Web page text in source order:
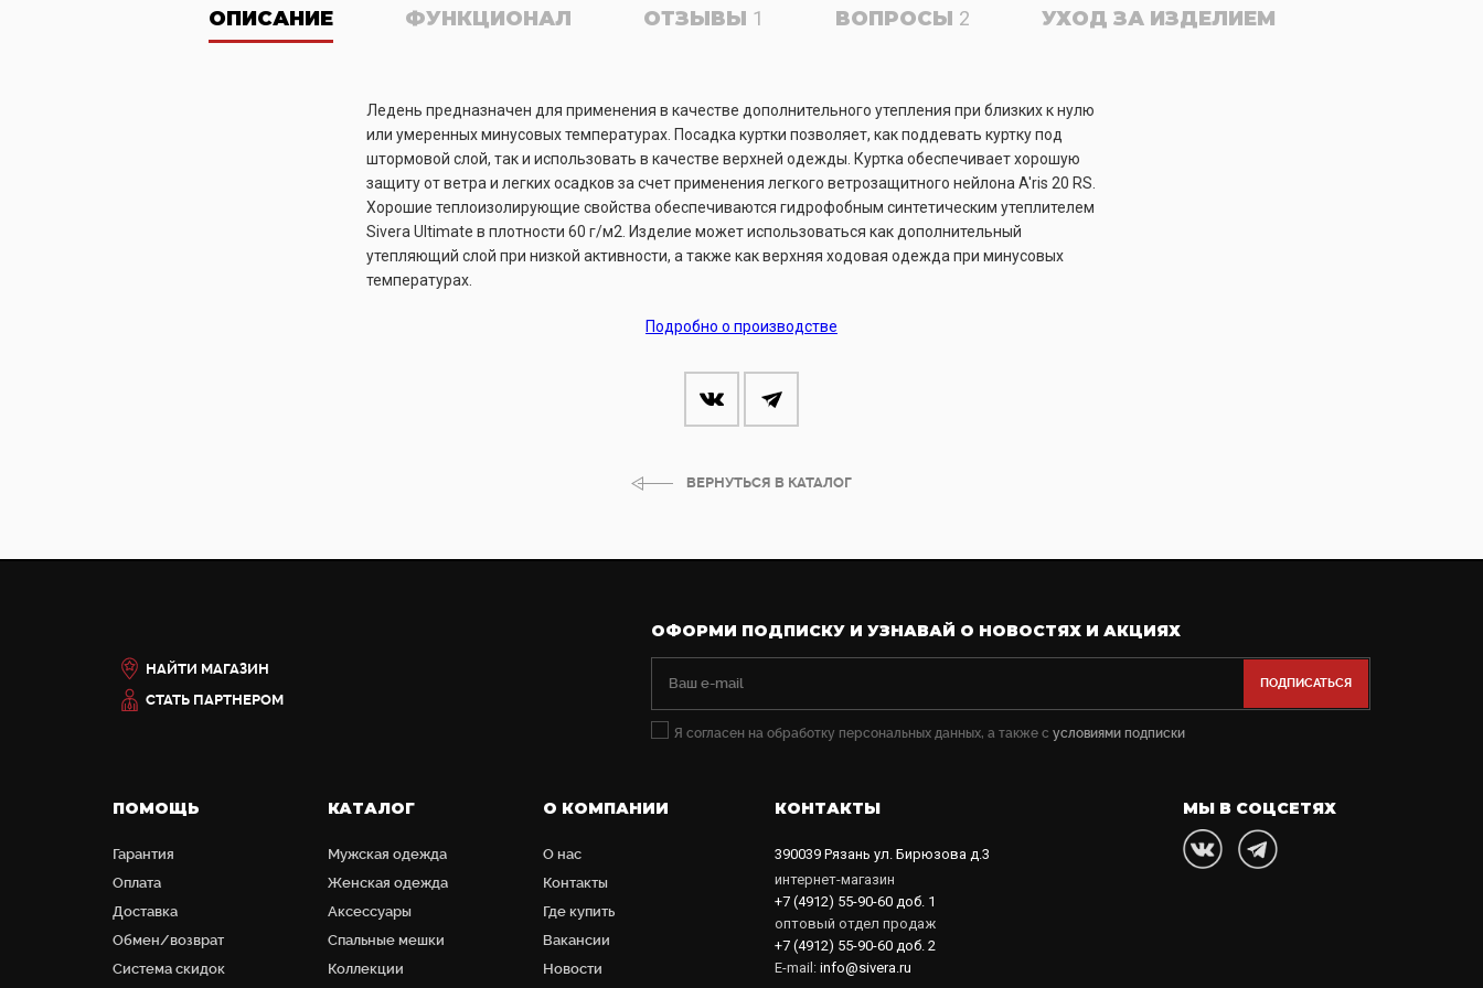
ОПИСАНИЕ ФУНКЦИОНАЛ ОТЗЫВЫ 1 ВОПРОСЫ 2 УХОД ЗА ИЗДЕЛИЕМ
Ледень предназначен для применения в качестве дополнительного утепления при близких к нулю
или умеренных минусовых температурах. Посадка куртки позволяет, как поддевать куртку под
штормовой слой, так и использовать в качестве верхней одежды. Куртка обеспечивает хорошую
защиту от ветра и легких осадков за счет применения легкого ветрозащитного нейлона A'ris 20 RS.
Хорошие теплоизолирующие свойства обеспечиваются гидрофобным синтетическим утеплителем
Sivera Ultimate в плотности 60 г/м2. Изделие может использоваться как дополнительный
утепляющий слой при низкой активности, а также как верхняя ходовая одежда при минусовых
температурах.
Подробно о производстве
ВЕРНУТЬСЯ В КАТАЛОГ
НАЙТИ МАГАЗИН
СТАТЬ ПАРТНЕРОМ
ОФОРМИ ПОДПИСКУ И УЗНАВАЙ О НОВОСТЯХ И АКЦИЯХ
Я согласен на обработку персональных данных, а также с условиями подписки
ПОМОЩЬ
Гарантия
Оплата
Доставка
Обмен/возврат
Система скидок
КАТАЛОГ
Мужская одежда
Женская одежда
Аксессуары
Cпальные мешки
Коллекции
О КОМПАНИИ
О нас
Контакты
Где купить
Вакансии
Новости
КОНТАКТЫ
390039 Рязань ул. Бирюзова д.3
МЫ В СОЦСЕТЯХ
интернет-магазин
+7 (4912) 55-90-60 доб. 1
оптовый отдел продаж
+7 (4912) 55-90-60 доб. 2
E-mail: info@sivera.ru